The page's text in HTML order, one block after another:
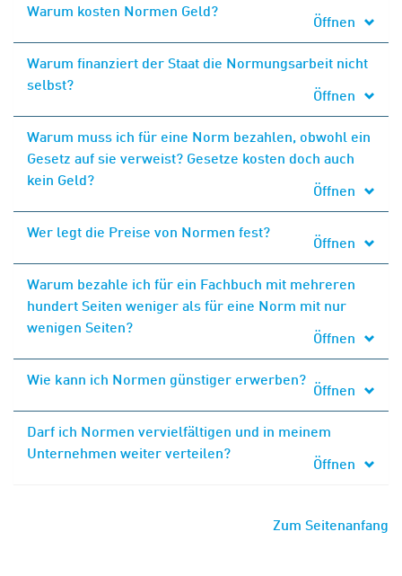
Warum kosten Normen Geld?
Öffnen
Warum finanziert der Staat die Normungsarbeit nicht
selbst?
Öffnen
Warum muss ich für eine Norm bezahlen, obwohl ein
Gesetz auf sie verweist? Gesetze kosten doch auch
kein Geld?
Öffnen
Wer legt die Preise von Normen fest?
Öffnen
Warum bezahle ich für ein Fachbuch mit mehreren
hundert Seiten weniger als für eine Norm mit nur
wenigen Seiten?
Öffnen
Wie kann ich Normen günstiger erwerben?
Öffnen
Darf ich Normen vervielfältigen und in meinem
Unternehmen weiter verteilen?
Öffnen
Zum Seitenanfang